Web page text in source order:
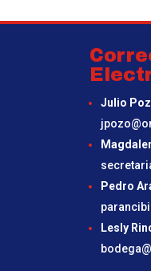
Julio
Pedro
Lesly